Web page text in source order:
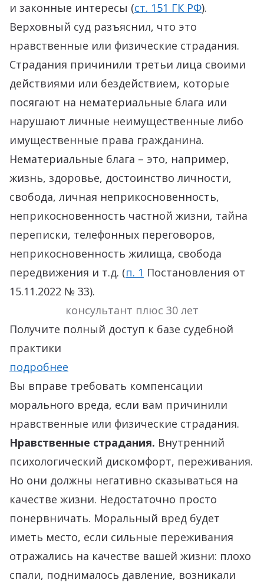
и законные интересы (ст. 151 ГК РФ).
Верховный суд разъяснил, что это
нравственные или физические страдания.
Страдания причинили третьи лица своими
действиями или бездействием, которые
посягают на нематериальные блага или
нарушают личные неимущественные либо
имущественные права гражданина.
Нематериальные блага – это, например,
жизнь, здоровье, достоинство личности,
свобода, личная неприкосновенность,
неприкосновенность частной жизни, тайна
переписки, телефонных переговоров,
неприкосновенность жилища, свобода
передвижения и т.д. (п. 1 Постановления от
15.11.2022 № 33).
консультант плюс 30 лет
Получите полный доступ к базе судебной
практики
подробнее
Вы вправе требовать компенсации
морального вреда, если вам причинили
нравственные или физические страдания.
Нравственные страдания. Внутренний
психологический дискомфорт, переживания.
Но они должны негативно сказываться на
качестве жизни. Недостаточно просто
понервничать. Моральный вред будет
иметь место, если сильные переживания
отражались на качестве вашей жизни: плохо
спали, поднималось давление, возникали